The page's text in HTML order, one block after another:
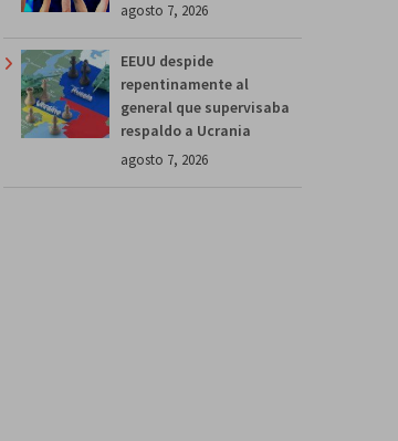
agosto 7, 2026
EEUU despide
repentinamente al
general que supervisaba
respaldo a Ucrania
agosto 7, 2026